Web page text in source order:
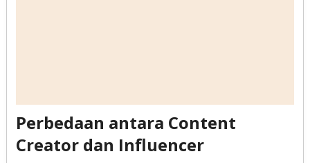
Perbedaan antara Content
Creator dan Influencer